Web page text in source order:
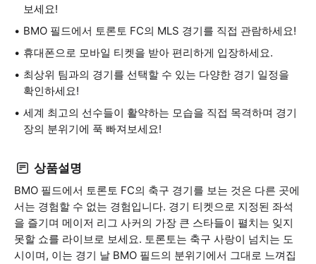
보세요!
BMO 필드에서 토론토 FC의 MLS 경기를 직접 관람하세요!
휴대폰으로 모바일 티켓을 받아 편리하게 입장하세요.
최상위 팀과의 경기를 선택할 수 있는 다양한 경기 일정을
확인하세요!
세계 최고의 선수들이 활약하는 모습을 직접 목격하며 경기
장의 분위기에 푹 빠져보세요!
상품설명
BMO 필드에서 토론토 FC의 축구 경기를 보는 것은 다른 곳에
서는 경험할 수 없는 경험입니다. 경기 티켓으로 지정된 좌석
을 즐기며 메이저 리그 사커의 가장 큰 스타들이 펼치는 잊지
못할 쇼를 라이브로 보세요. 토론토는 축구 사랑이 넘치는 도
시이며, 이는 경기 날 BMO 필드의 분위기에서 그대로 느껴집